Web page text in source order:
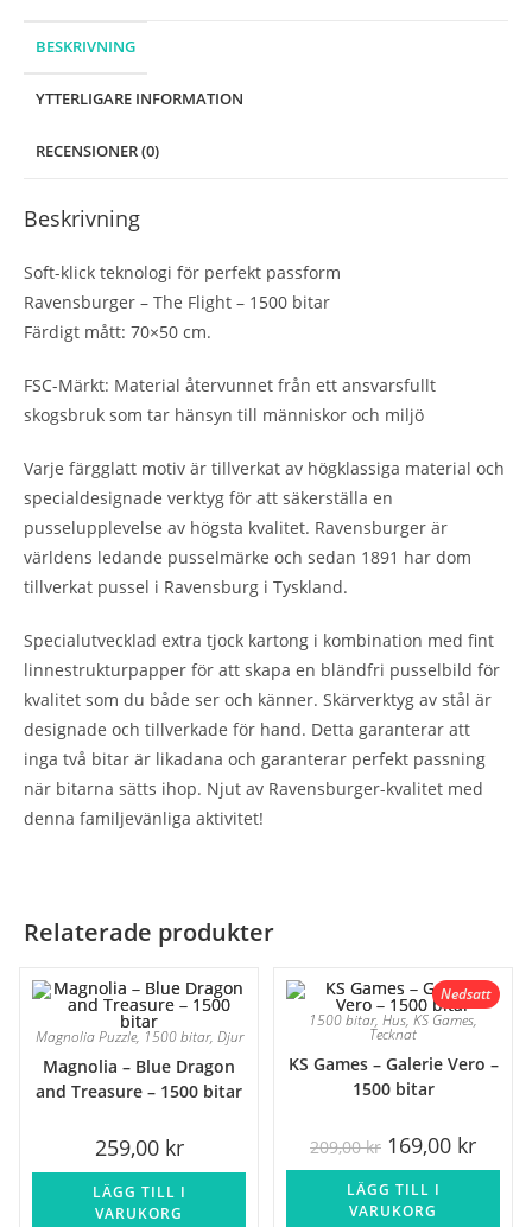
BESKRIVNING
YTTERLIGARE INFORMATION
RECENSIONER (0)
Beskrivning
Soft-klick teknologi för perfekt passform
Ravensburger – The Flight – 1500 bitar
Färdigt mått: 70×50 cm.
FSC-Märkt: Material återvunnet från ett ansvarsfullt
skogsbruk som tar hänsyn till människor och miljö
Varje färgglatt motiv är tillverkat av högklassiga material och
specialdesignade verktyg för att säkerställa en
pusselupplevelse av högsta kvalitet. Ravensburger är
världens ledande pusselmärke och sedan 1891 har dom
tillverkat pussel i Ravensburg i Tyskland.
Specialutvecklad extra tjock kartong i kombination med fint
linnestrukturpapper för att skapa en bländfri pusselbild för
kvalitet som du både ser och känner. Skärverktyg av stål är
designade och tillverkade för hand. Detta garanterar att
inga två bitar är likadana och garanterar perfekt passning
när bitarna sätts ihop. Njut av Ravensburger-kvalitet med
denna familjevänliga aktivitet!
Relaterade produkter
Magnolia Puzzle, 1500 bitar, Djur
Magnolia – Blue Dragon
and Treasure – 1500 bitar
259,00 kr
LÄGG TILL I
VARUKORG
Nedsatt
1500 bitar, Hus, KS Games,
Tecknat
KS Games – Galerie Vero –
1500 bitar
209,00kr Det
ursprungliga
priset
var:
209,00 kr.
169,00 krDet
priset
LÄGG TILL I
VARUKORG